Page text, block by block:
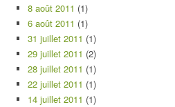
8 août 2011 (1)
6 août 2011 (1)
31 juillet 2011 (1)
29 juillet 2011 (2)
28 juillet 2011 (1)
22 juillet 2011 (1)
14 juillet 2011 (1)